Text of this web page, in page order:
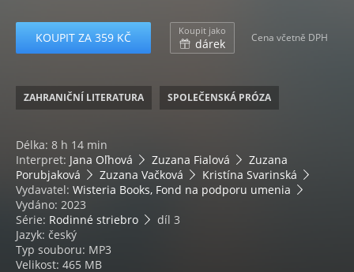
KOUPIT ZA 359 KČ Koupit jako
dárek Cena včetně DPH
ZAHRANIČNÍ LITERATURA SPOLEČENSKÁ PRÓZA
Délka: 8 h 14 min
Interpret: Jana Oľhová Zuzana Fialová
Zuzana
Porubjaková
Zuzana Vačková
Kristína Svarinská
Vydavatel: Wisteria Books, Fond na podporu umenia
Vydáno: 2023
Série: Rodinné striebro
díl 3
Jazyk: český
Typ souboru: MP3
Velikost: 465 MB